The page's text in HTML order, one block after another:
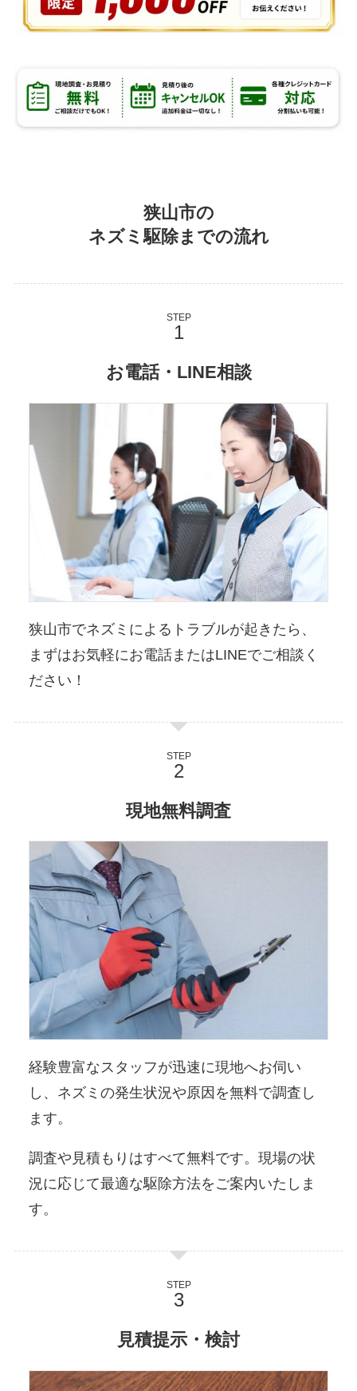
狭山市の
ネズミ駆除までの流れ
STEP
お電話・LINE相談
狭山市でネズミによるトラブルが起きたら、
まずはお気軽にお電話またはLINEでご相談く
ださい！
STEP
現地無料調査
経験豊富なスタッフが迅速に現地へお伺い
し、ネズミの発生状況や原因を無料で調査し
ます。
調査や見積もりはすべて無料です。現場の状
況に応じて最適な駆除方法をご案内いたしま
す。
STEP
見積提示・検討